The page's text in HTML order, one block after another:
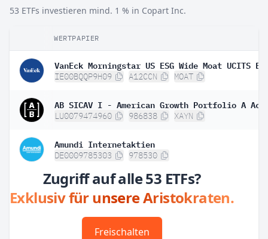
53 ETFs investieren mind. 1 % in Copart Inc.
WERTPAPIER
VanEck Morningstar US ESG Wide Moat UCITS
IE00BQQP9H09 A12CCN MOAT
AB SICAV I - American Growth Portfolio A Acc
LU0079474960 986838 XAYN
Amundi Internetaktien
DE0009785303 978530
Zugriff auf alle 53 ETFs?
Exklusiv für unsere Aristokraten.
Freischalten